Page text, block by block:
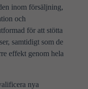
inom försäljning,
och
för att stötta
samtidigt som de
effekt genom hela
nya